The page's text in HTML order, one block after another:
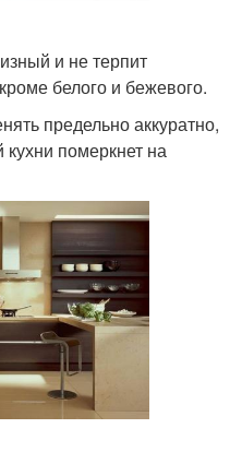
и не терпит
белого и бежевого.
предельно аккуратно,
кухни померкнет на